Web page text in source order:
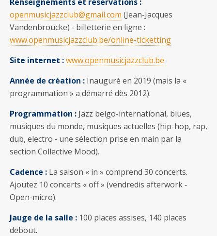
openmusicjazzclub@gmail.com (Jean-Jacques
Vandenbroucke) ‐ billetterie en ligne :
www.openmusicjazzclub.be/online-ticketting
Site internet :www.openmusicjazzclub.be
Année de création : Inauguré en 2019 (mais la «
programmation » a démarré dès 2012).
Programmation : Jazz belgo-international, blues,
musiques du monde, musiques actuelles (hip-hop, rap,
dub, electro ‐ une sélection prise en main par la
section Collective Mood).
Cadence : La saison « in » comprend 30 concerts.
Ajoutez 10 concerts « off » (vendredis afterwork ‐
Open-micro).
Jauge de la salle : 100 places assises, 140 places
debout.